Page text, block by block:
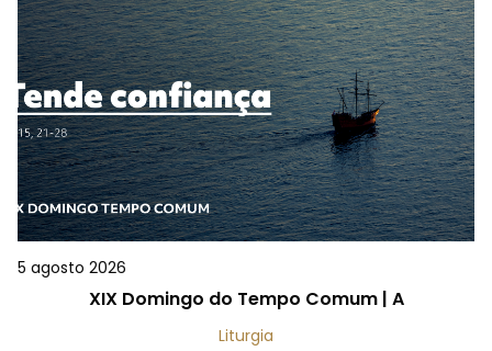
5 agosto 2026
XIX Domingo do Tempo Comum | A
Liturgia